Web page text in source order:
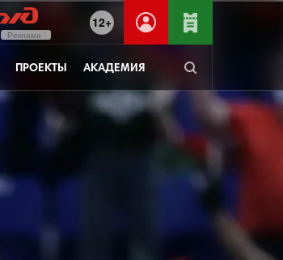
12+
Реклама
ПРОЕКТЫ АКАДЕМИЯ